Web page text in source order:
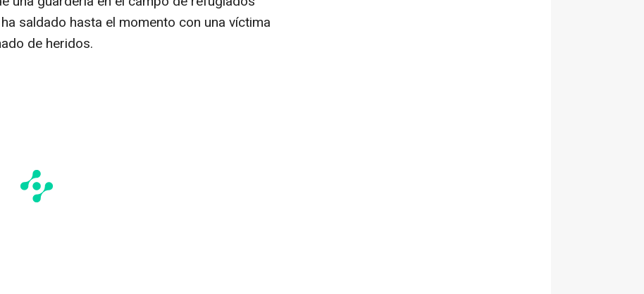
saldado hasta el momento con una víctima
de heridos.